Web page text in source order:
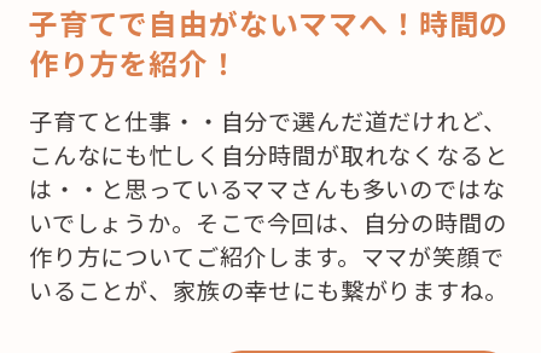
子育てで自由がないママへ！時間の
作り方を紹介！
子育てと仕事・・自分で選んだ道だけれど、
こんなにも忙しく自分時間が取れなくなると
は・・と思っているママさんも多いのではな
いでしょうか。そこで今回は、自分の時間の
作り方についてご紹介します。ママが笑顔で
いることが、家族の幸せにも繋がりますね。